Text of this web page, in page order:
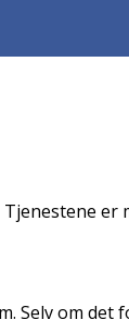
er
Selv om